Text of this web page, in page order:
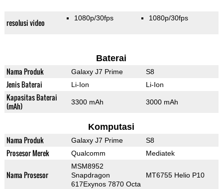
resolusi video 1080p/30fps 1080p/30fps
Baterai
Nama Produk Galaxy J7 Prime S8
Jenis Baterai Li-Ion Li-Ion
Kapasitas Baterai
(mAh)
3300 mAh 3000 mAh
Komputasi
Nama Produk Galaxy J7 Prime S8
Prosesor Merek Qualcomm Mediatek
Nama Prosesor
MSM8952
Snapdragon
617Exynos 7870 Octa
MT6755 Helio P10